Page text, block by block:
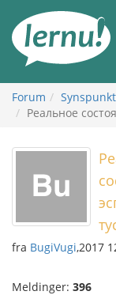
innholdet
Forum
Реальное
fra BugiVugi,2017
Meldinger: 396